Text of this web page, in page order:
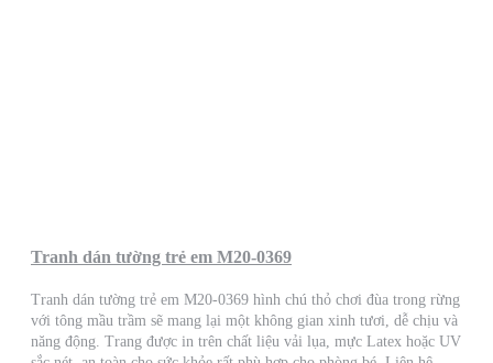
Tranh dán tường trẻ em M20-0369
Tranh dán tường trẻ em M20-0369 hình chú thỏ chơi đùa trong rừng
với tông mầu trầm sẽ mang lại một không gian xinh tươi, dễ chịu và
năng động. Trang được in trên chất liệu vải lụa, mực Latex hoặc UV